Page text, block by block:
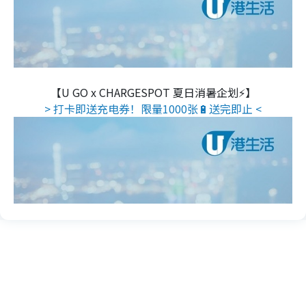
【U GO x CHARGESPOT 夏日消暑企划⚡】
> 打卡即送充电券！限量1000张🔋送完即止 <